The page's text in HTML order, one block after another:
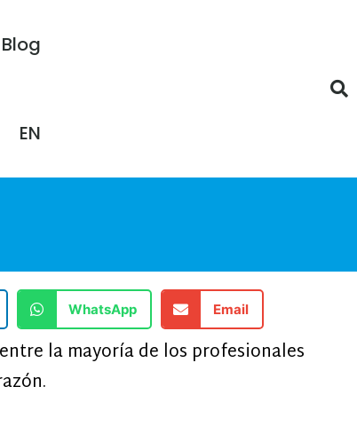
Blog
EN
WhatsApp Email
la mayoría de los profesionales